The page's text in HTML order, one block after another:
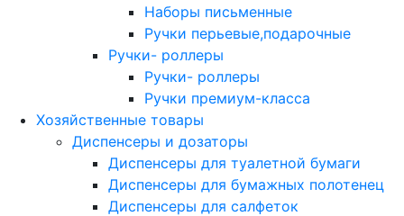
Наборы письменные
Ручки перьевые,подарочные
Ручки- роллеры
Ручки- роллеры
Ручки премиум-класса
Хозяйственные товары
Диспенсеры и дозаторы
Диспенсеры для туалетной бумаги
Диспенсеры для бумажных полотенец
Диспенсеры для салфеток